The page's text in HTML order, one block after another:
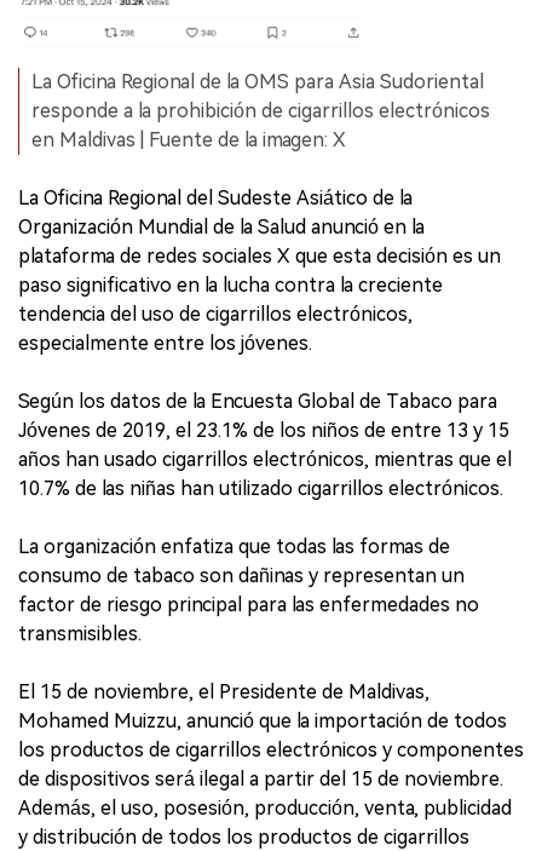
La Oficina Regional de la OMS para Asia Sudoriental
responde a la prohibición de cigarrillos electrónicos
en Maldivas | Fuente de la imagen: X
La Oficina Regional del Sudeste Asiático de la
Organización Mundial de la Salud anunció en la
plataforma de redes sociales X que esta decisión es un
paso significativo en la lucha contra la creciente
tendencia del uso de cigarrillos electrónicos,
especialmente entre los jóvenes.
Según los datos de la Encuesta Global de Tabaco para
Jóvenes de 2019, el 23.1% de los niños de entre 13 y 15
años han usado cigarrillos electrónicos, mientras que el
10.7% de las niñas han utilizado cigarrillos electrónicos.
La organización enfatiza que todas las formas de
consumo de tabaco son dañinas y representan un
factor de riesgo principal para las enfermedades no
transmisibles.
El 15 de noviembre, el Presidente de Maldivas,
Mohamed Muizzu, anunció que la importación de todos
los productos de cigarrillos electrónicos y componentes
de dispositivos será ilegal a partir del 15 de noviembre.
Además, el uso, posesión, producción, venta, publicidad
y distribución de todos los productos de cigarrillos